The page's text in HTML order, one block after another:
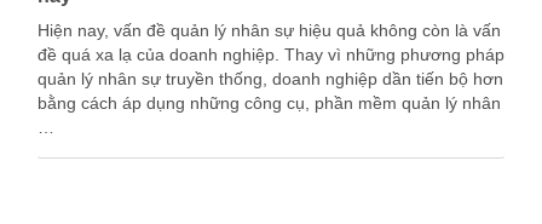
Hiện nay, vấn đề quản lý nhân sự hiệu quả không còn là vấn
đề quá xa lạ của doanh nghiệp. Thay vì những phương pháp
quản lý nhân sự truyền thống, doanh nghiệp dần tiến bộ hơn
bằng cách áp dụng những công cụ, phần mềm quản lý nhân